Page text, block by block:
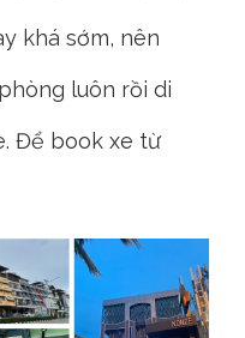
khá sớm, nên
luôn rồi di
Để book xe từ